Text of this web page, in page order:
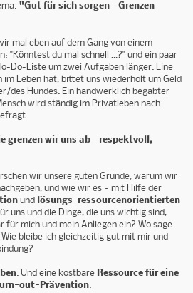
"Gut für sich sorgen – Grenzen
mal eben auf dem Gang von einem
"Könntest du mal schnell …?" und ein paar
Do-Liste um zwei Aufgaben länger. Eine
im Leben hat, bittet uns wiederholt um Geld
des Hundes. Ein handwerklich begabter
wird ständig im Privatleben nach
grenzen wir uns ab – respektvoll,
wir unsere guten Gründe, warum wir
und wie wir es – mit Hilfe der
und lösungs-ressourcenorientierten
uns und die Dinge, die uns wichtig sind,
für mich und mein Anliegen ein? Wo sage
bleibe ich gleichzeitig gut mit mir und
. Und eine kostbare Ressource für eine
out-Prävention.